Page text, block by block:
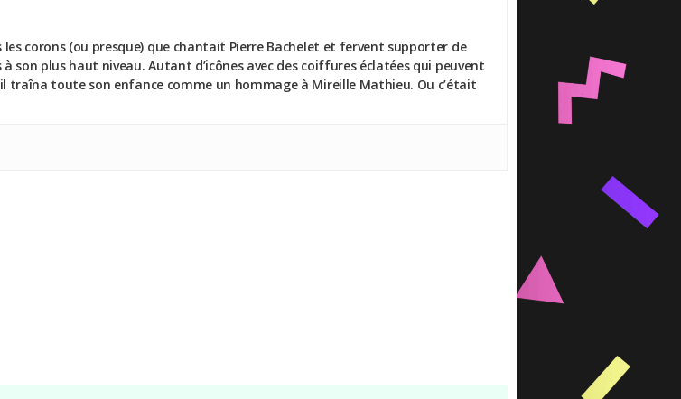
corons (ou presque) que chantait Pierre Bachelet et fervent supporter de
à son plus haut niveau. Autant d’icônes avec des coiffures éclatées qui peuvent
traîna toute son enfance comme un hommage à Mireille Mathieu. Ou c’était